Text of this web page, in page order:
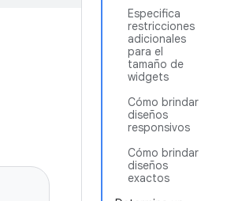
Especifica
restricciones
adicionales
para el
tamaño de
widgets
Cómo brindar
diseños
responsivos
Cómo brindar
diseños
exactos